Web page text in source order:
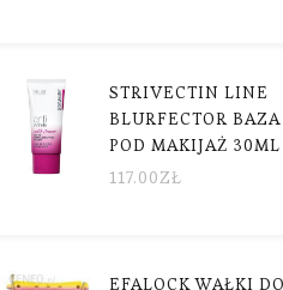
STRIVECTIN LINE
BLURFECTOR BAZA
POD MAKIJAŻ 30ML
117.00ZŁ
EFALOCK WAŁKI DO